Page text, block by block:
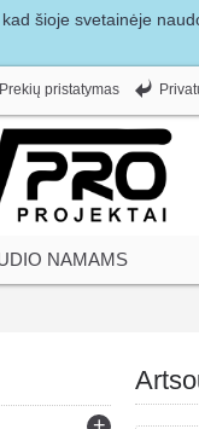
šioje svetainėje
Prekių pristatymas
NAMAMS